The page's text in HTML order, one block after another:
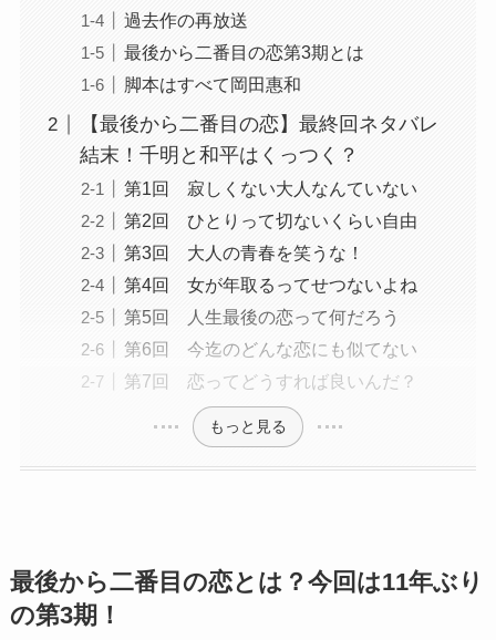
過去作の再放送
最後から二番目の恋第3期とは
脚本はすべて岡田惠和
【最後から二番目の恋】最終回ネタバレ
結末！千明と和平はくっつく？
第1回 寂しくない大人なんていない
第2回 ひとりって切ないくらい自由
第3回 大人の青春を笑うな！
第4回 女が年取るってせつないよね
第5回 人生最後の恋って何だろう
第6回 今迄のどんな恋にも似てない
第7回 恋ってどうすれば良いんだ？
もっと見る
最後から二番目の恋とは？今回は11年ぶり
の第3期！